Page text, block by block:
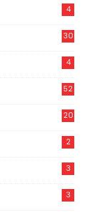
4
30
4
52
20
2
3
3